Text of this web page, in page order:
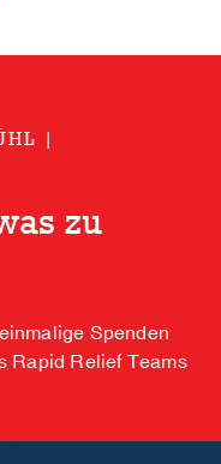
|
zu
Spenden
Rapid Relief Teams